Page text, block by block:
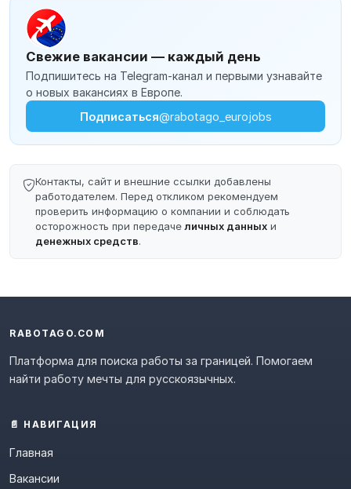
Свежие вакансии — каждый день
Подпишитесь на Telegram-канал и первыми узнавайте
о новых вакансиях в Европе.
Подписаться@rabotago_eurojobs
Контакты, сайт и внешние ссылки добавлены
работодателем. Перед откликом рекомендуем
проверить информацию о компании и соблюдать
осторожность при передачеличных данных и
денежных средств.
RABOTAGO.COM
Платформа для поиска работы за границей. Помогаем
найти работу мечты для русскоязычных.
📄 НАВИГАЦИЯ
Главная
Вакансии